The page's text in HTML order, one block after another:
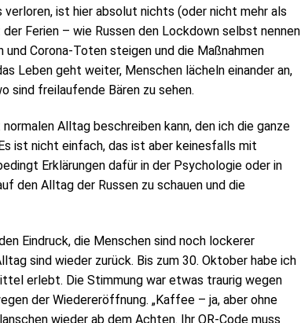
ist hier absolut nichts (oder nicht mehr als
Ferien – wie Russen den Lockdown selbst nennen
Corona-Toten steigen und die Maßnahmen
Leben geht weiter, Menschen lächeln einander an,
sind freilaufende Bären zu sehen.
Alltag beschreiben kann, den ich die ganze
ist nicht einfach, das ist aber keinesfalls mit
Erklärungen dafür in der Psychologie oder in
den Alltag der Russen zu schauen und die
Eindruck, die Menschen sind noch lockerer
sind wieder zurück. Bis zum 30. Oktober habe ich
erlebt. Die Stimmung war etwas traurig wegen
der Wiedereröffnung. „Kaffee – ja, aber ohne
wieder ab dem Achten. Ihr QR-Code muss